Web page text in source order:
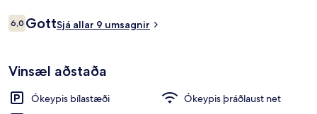
Umsagnir
6,06,0 af 10
GottSjá allar 9 umsagnir
Vinsæl aðstaða
Ókeypis bílastæði
Ókeypis þráðlaust net